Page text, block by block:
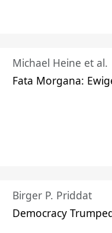
Michael Heine et al.
Fata Morgana:
Birger P. Priddat
Democracy